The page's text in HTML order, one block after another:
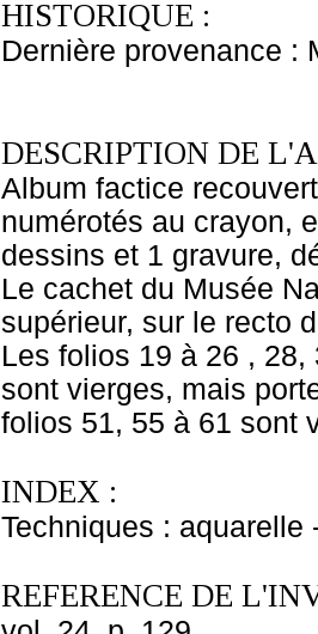
HISTORIQUE :
Dernière provenance :
DESCRIPTION DE
Album factice
numérotés au crayon,
dessins et 1 gravure,
Le cachet du Musée
supérieur, sur le recto
Les folios 19 à 26 ,
sont vierges, mais
folios 51, 55 à 61 sont
INDEX :
Techniques : aquarelle
REFERENCE DE